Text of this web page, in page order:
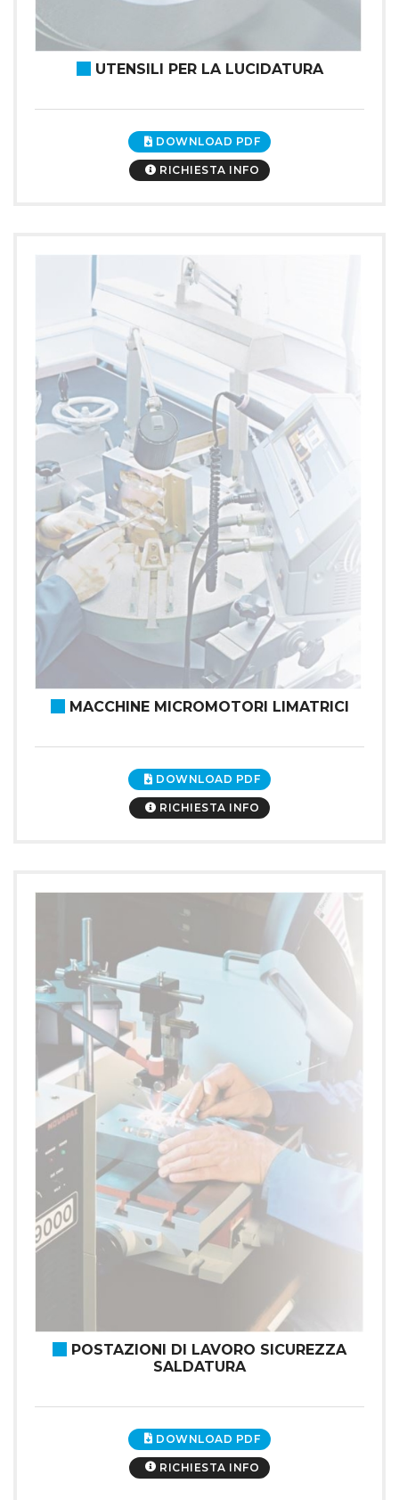
UTENSILI PER LA LUCIDATURA
DOWNLOAD PDF
RICHIESTA INFO
MACCHINE MICROMOTORI LIMATRICI
DOWNLOAD PDF
RICHIESTA INFO
POSTAZIONI DI LAVORO SICUREZZA
SALDATURA
DOWNLOAD PDF
RICHIESTA INFO